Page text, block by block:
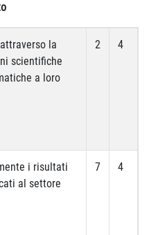
la
scientifiche
a loro
2 4
i risultati
al settore
7 4